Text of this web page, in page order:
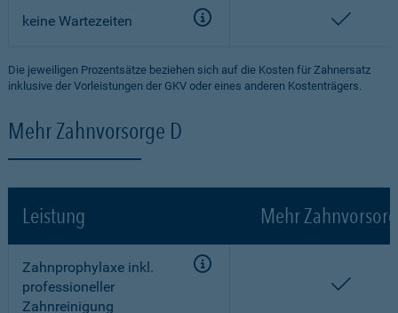
keine Wartezeiten
Die jeweiligen Prozentsätze beziehen sich auf die Kosten für Zahnersatz
inklusive der Vorleistungen der GKV oder eines anderen Kostenträgers.
Mehr Zahnvorsorge D
Leistung Mehr
Zahnprophylaxe inkl.
professioneller
Zahnreinigung